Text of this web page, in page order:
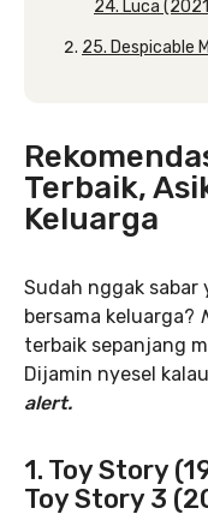
24. Luca
25. Despicable
Terbaik,
Keluarga
Sudah nggak
bersama keluarga?
terbaik sepanjang
Dijamin nyesel
alert.
1. Toy Story
Toy Story 3